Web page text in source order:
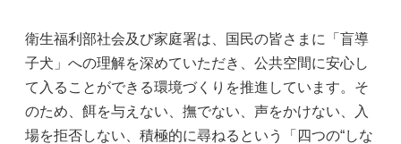
衛生福利部社会及び家庭署は、国民の皆さまに「盲導
子犬」への理解を深めていただき、公共空間に安心し
て入ることができる環境づくりを推進しています。そ
のため、餌を与えない、撫でない、声をかけない、入
場を拒否しない、積極的に尋ねるという「四つの“しな